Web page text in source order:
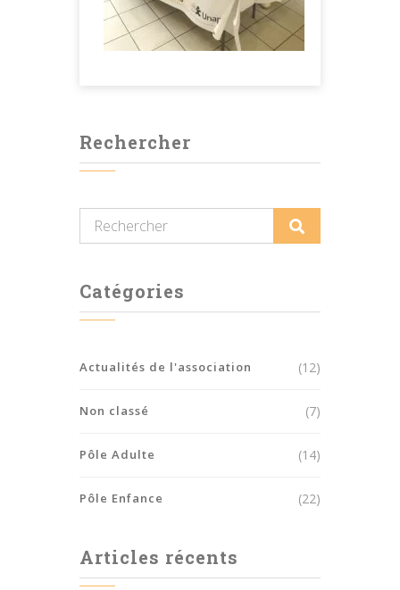
Rechercher
Catégories
Actualités de l'association (12)
Non classé (7)
Pôle Adulte (14)
Pôle Enfance (22)
Articles récents